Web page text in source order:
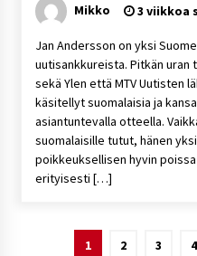
Mikko 3 viikkoa
Jan Andersson on yksi
uutisankkureista. Pitkän
sekä Ylen että MTV Uutisten
käsitellyt suomalaisia ja
asiantuntevalla otteella.
suomalaisille tutut, hänen
poikkeuksellisen hyvin
erityisesti […]
Artikkelien
1 2 3 4